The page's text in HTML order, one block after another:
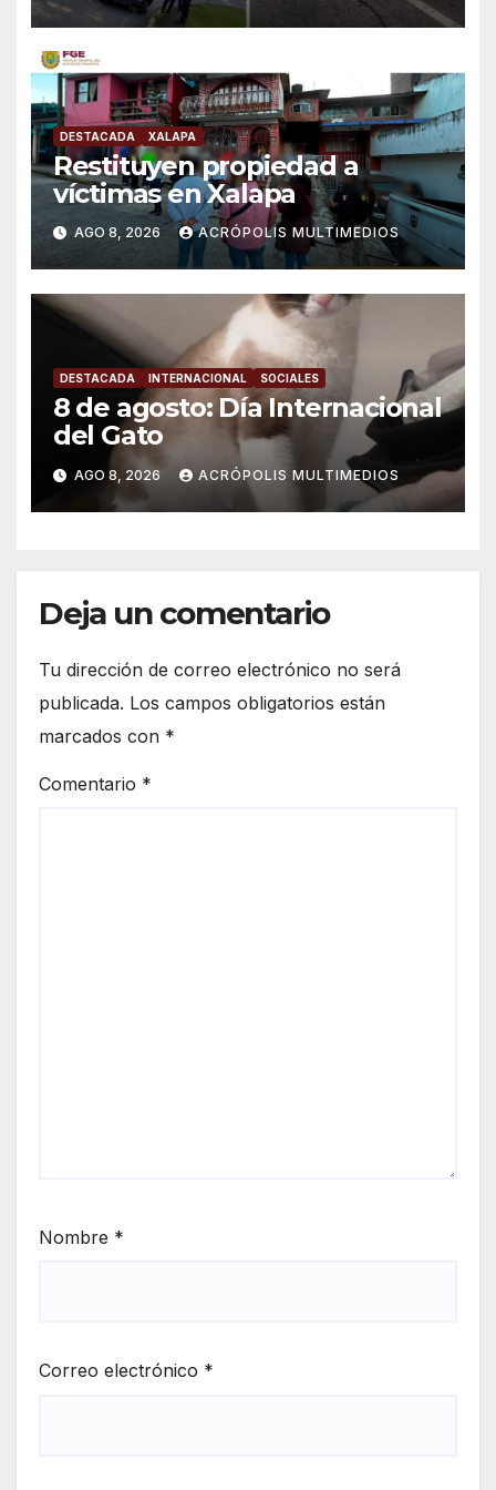
DESTACADA XALAPA
Restituyen propiedad a
víctimas en Xalapa
AGO 8, 2026 ACRÓPOLIS MULTIMEDIOS
DESTACADA INTERNACIONAL SOCIALES
8 de agosto: Día Internacional
del Gato
AGO 8, 2026 ACRÓPOLIS MULTIMEDIOS
Deja un comentario
Tu dirección de correo electrónico no será
publicada. Los campos obligatorios están
marcados con *
Comentario *
Nombre *
Correo electrónico *